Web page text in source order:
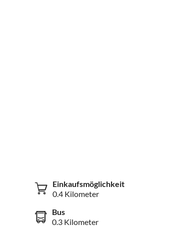
Einkaufsmöglichkeit
0.4 Kilometer
Bus
0.3 Kilometer